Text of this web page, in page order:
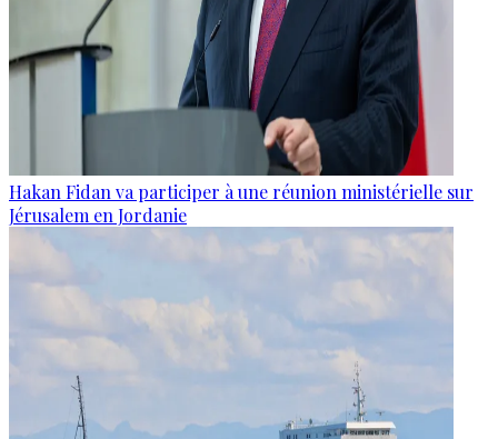
Hakan Fidan va participer à une réunion ministérielle sur
Jérusalem en Jordanie